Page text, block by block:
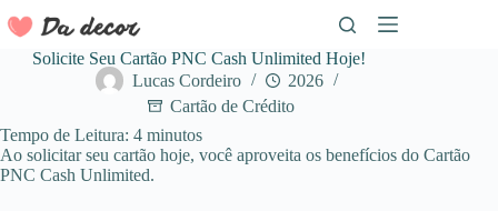
para
conteúdo
Solicite Seu Cartão PNC Cash Unlimited Hoje!
Lucas Cordeiro
2026
Cartão de Crédito
Tempo de Leitura: 4 minutos
Ao solicitar seu cartão hoje, você aproveita os benefícios do Cartão
PNC Cash Unlimited.